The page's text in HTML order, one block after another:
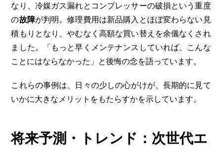
なり、冷媒ガス漏れとコンプレッサーの破損という重度
の故障が判明。修理費用は新品購入とほぼ変わらない見
積もりとなり、やむなく高額な買い替えを余儀なくされ
ました。「もっと早くメンテナンスしていれば、こんな
ことにはならなかった」と後悔の念を語っています。
これらの事例は、日々の少しの心がけが、長期的に見て
いかに大きなメリットをもたらすかを示しています。
将来予測・トレンド：次世代エ